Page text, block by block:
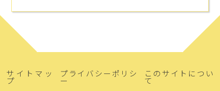
サイトマッ
プ
プライバシーポリシ
ー
このサイトについ
て